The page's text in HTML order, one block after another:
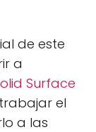
de este
a
Surface
el
a las